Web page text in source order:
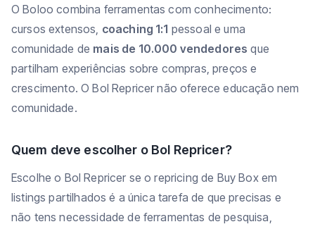
O Boloo combina ferramentas com conhecimento:
cursos extensos, coaching 1:1 pessoal e uma
comunidade de mais de 10.000 vendedores que
partilham experiências sobre compras, preços e
crescimento. O Bol Repricer não oferece educação nem
comunidade.
Quem deve escolher o Bol Repricer?
Escolhe o Bol Repricer se o repricing de Buy Box em
listings partilhados é a única tarefa de que precisas e
não tens necessidade de ferramentas de pesquisa,